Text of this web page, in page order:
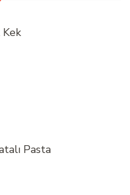
Pasta